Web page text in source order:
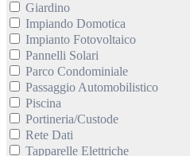
Giardino
Impiando Domotica
Impianto Fotovoltaico
Pannelli Solari
Parco Condominiale
Passaggio Automobilistico
Piscina
Portineria/Custode
Rete Dati
Tapparelle Elettriche